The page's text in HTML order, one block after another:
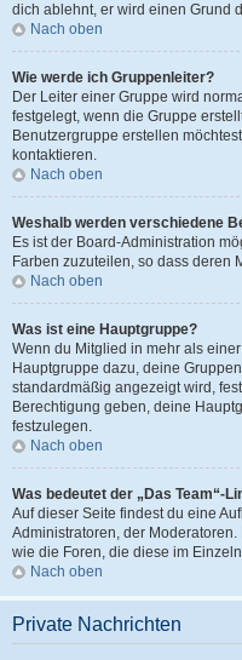
dich ablehnt, er wird einen Grund
Nach oben
Wie werde ich Gruppenleiter?
Der Leiter einer Gruppe wird
festgelegt, wenn die Gruppe
Benutzergruppe erstellen
kontaktieren.
Nach oben
Weshalb werden verschiedene
Es ist der Board-Administration
Farben zuzuteilen, so dass deren
Nach oben
Was ist eine Hauptgruppe?
Wenn du Mitglied in mehr als
Hauptgruppe dazu, deine
standardmäßig angezeigt wird,
Berechtigung geben, deine
festzulegen.
Nach oben
Was bedeutet der „Das Team“-
Auf dieser Seite findest du eine
Administratoren, der
wie die Foren, die diese im
Nach oben
Private Nachrichten